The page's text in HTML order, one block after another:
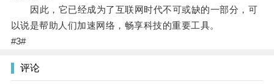
因此，它已经成为了互联网时代不可或缺的一部分，可
以说是帮助人们加速网络，畅享科技的重要工具。
#3#
评论